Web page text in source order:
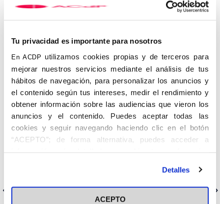
Tu privacidad es importante para nosotros
En ACDP utilizamos cookies propias y de terceros para
mejorar nuestros servicios mediante el análisis de tus
hábitos de navegación, para personalizar los anuncios y
el contenido según tus intereses, medir el rendimiento y
obtener información sobre las audiencias que vieron los
anuncios y el contenido. Puedes aceptar todas las
cookies y seguir navegando haciendo clic en el botón
“ACEPTO”; de forma alternativa, puedes acceder a
información más detallada y cambiar tus preferencias
en el botón "Personalizar". Para más información puedes
visitar nuestra Política de Cookies
Detalles
ACEPTO
sucesor de san Pedro.
Red de Redes es una nueva producción audiovisual
protagonizada por tres sacerdotes influencers: Jesús Silva, Patxi
Bronchalo y Antonio María Domenech. Cada semana, los tres
consagrados explorarán diversos temas tomándose muy poco
Anterior Siguiente